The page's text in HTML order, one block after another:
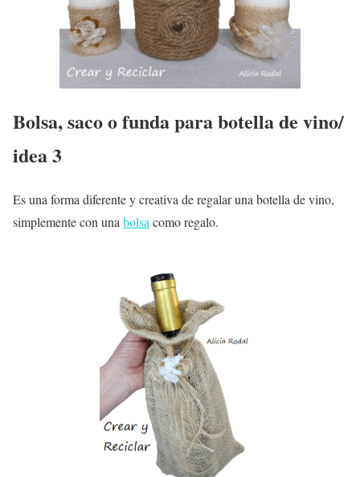
Bolsa, saco o funda para botella de vino/
idea 3
Es una forma diferente y creativa de regalar una botella de vino,
simplemente con una bolsa como regalo.